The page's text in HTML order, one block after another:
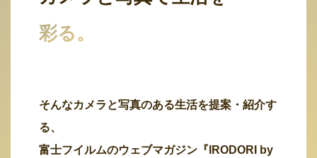
彩る。
そんなカメラと写真のある生活を提案・紹介す
る、
富士フイルムのウェブマガジン『IRODORI by